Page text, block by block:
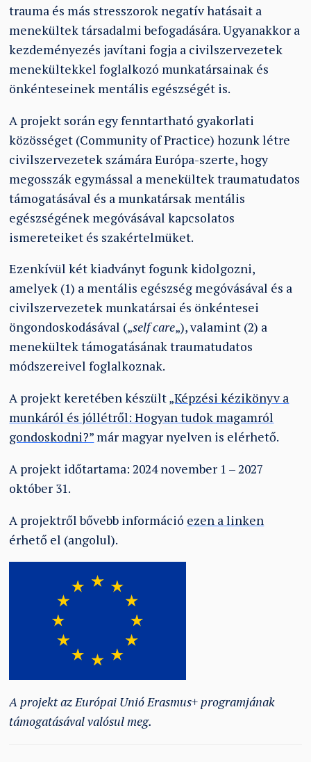
trauma és más stresszorok negatív hatásait a
menekültek társadalmi befogadására. Ugyanakkor a
kezdeményezés javítani fogja a civilszervezetek
menekültekkel foglalkozó munkatársainak és
önkénteseinek mentális egészségét is.
A projekt során egy fenntartható gyakorlati
közösséget (Community of Practice) hozunk létre
civilszervezetek számára Európa-szerte, hogy
megosszák egymással a menekültek traumatudatos
támogatásával és a munkatársak mentális
egészségének megóvásával kapcsolatos
ismereteiket és szakértelmüket.
Ezenkívül két kiadványt fogunk kidolgozni,
amelyek (1) a mentális egészség megóvásával és a
civilszervezetek munkatársai és önkéntesei
öngondoskodásával („self care„), valamint (2) a
menekültek támogatásának traumatudatos
módszereivel foglalkoznak.
A projekt keretében készült„Képzési kézikönyv a
munkáról és jóllétről: Hogyan tudok magamról
gondoskodni?” már magyar nyelven is elérhető.
A projekt időtartama: 2024 november 1 – 2027
október 31.
A projektről bővebb információ ezen a linken
érhető el (angolul).
A projekt az Európai Unió Erasmus+ programjának
támogatásával valósul meg.